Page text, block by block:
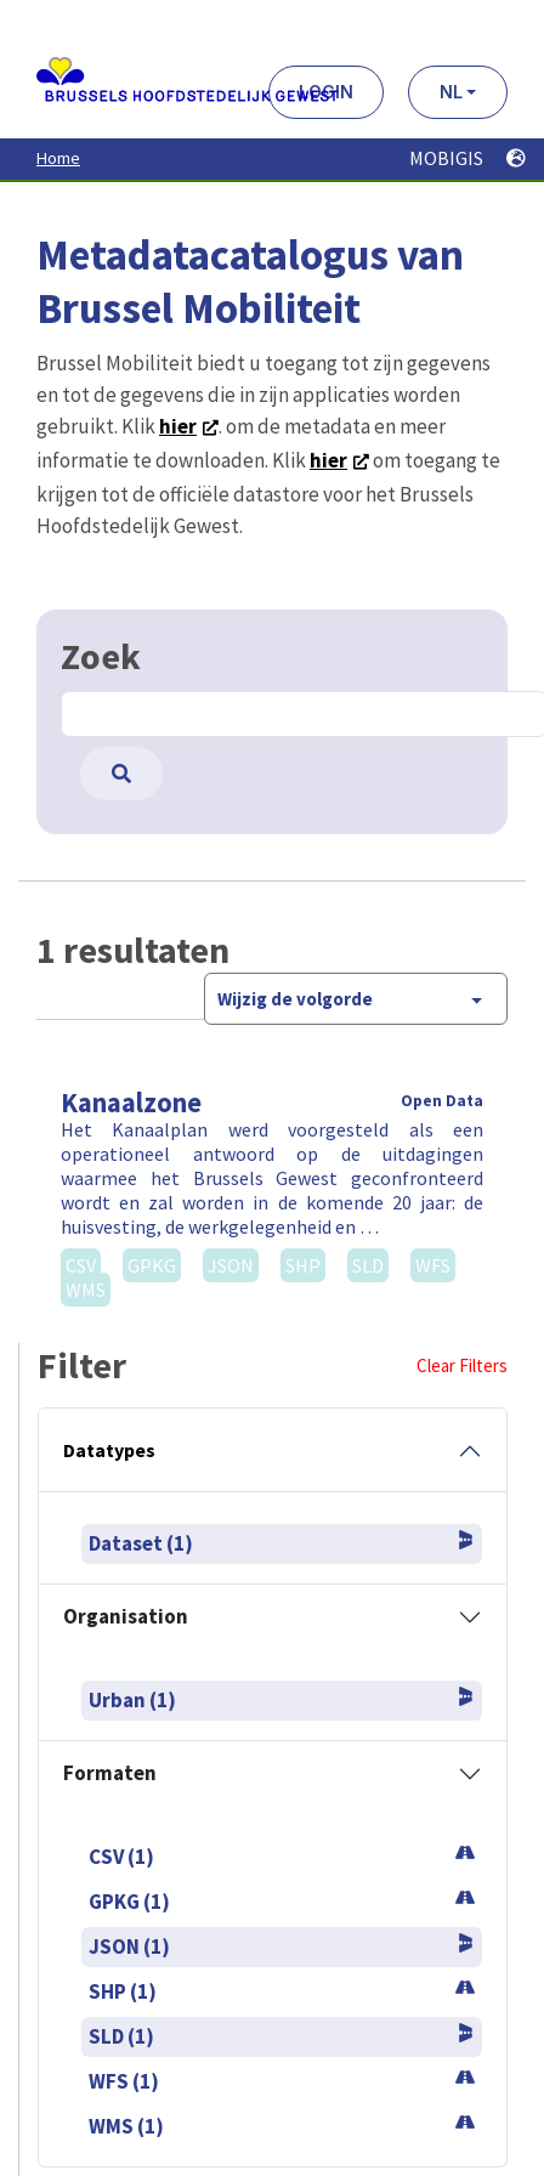
contenu
principal
LOGIN NL
Home MOBIGIS
Metadatacatalogus van
Brussel Mobiliteit
Brussel Mobiliteit biedt u toegang tot zijn gegevens
en tot de gegevens die in zijn applicaties worden
gebruikt. Klikhier
. om de metadata en meer
informatie te downloaden. Klikhier
om toegang te
krijgen tot de officiële datastore voor het Brussels
Hoofdstedelijk Gewest.
Zoek
1 resultaten
Wijzig de volgorde
Kanaalzone Open Data
Het Kanaalplan werd voorgesteld als een
operationeel antwoord op de uitdagingen
waarmee het Brussels Gewest geconfronteerd
wordt en zal worden in de komende 20 jaar: de
huisvesting, de werkgelegenheid en …
CSV
GPKG JSON SHP SLD
WFS
WMS
Filter Clear Filters
Datatypes
Dataset (1)
Organisation
Urban (1)
Formaten
CSV (1)
GPKG (1)
JSON (1)
SHP (1)
SLD (1)
WFS (1)
WMS (1)